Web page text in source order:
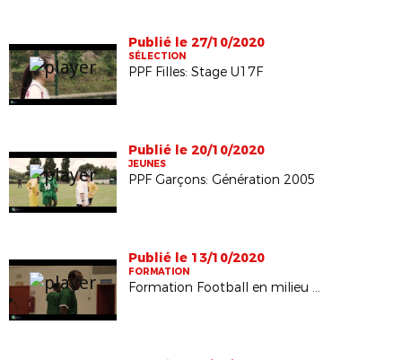
Publié le 27/10/2020
SÉLECTION
PPF Filles: Stage U17F
Publié le 20/10/2020
JEUNES
PPF Garçons: Génération 2005
Publié le 13/10/2020
FORMATION
Formation Football en milieu scolaire ( secondaire )